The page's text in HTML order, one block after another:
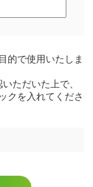
的で使用いたしま
ただいた上で、
クを入れてくださ